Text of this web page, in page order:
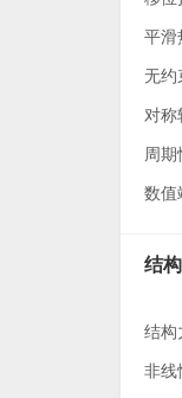
平滑
无约
对称
周
数值
结
结构
非线